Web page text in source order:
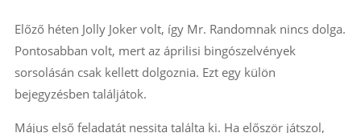
Előző héten Jolly Joker volt, így Mr. Randomnak nincs dolga.
Pontosabban volt, mert az áprilisi bingószelvények
sorsolásán csak kellett dolgoznia. Ezt egy külön
bejegyzésben találjátok.
Május első feladatát nessita találta ki. Ha először játszol,